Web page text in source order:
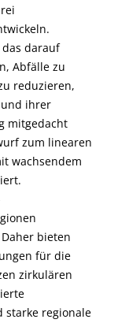
darauf
Abfälle zu
reduzieren,
ihrer
mitgedacht
zum linearen
wachsendem
bieten
für die
zirkulären
starke regionale